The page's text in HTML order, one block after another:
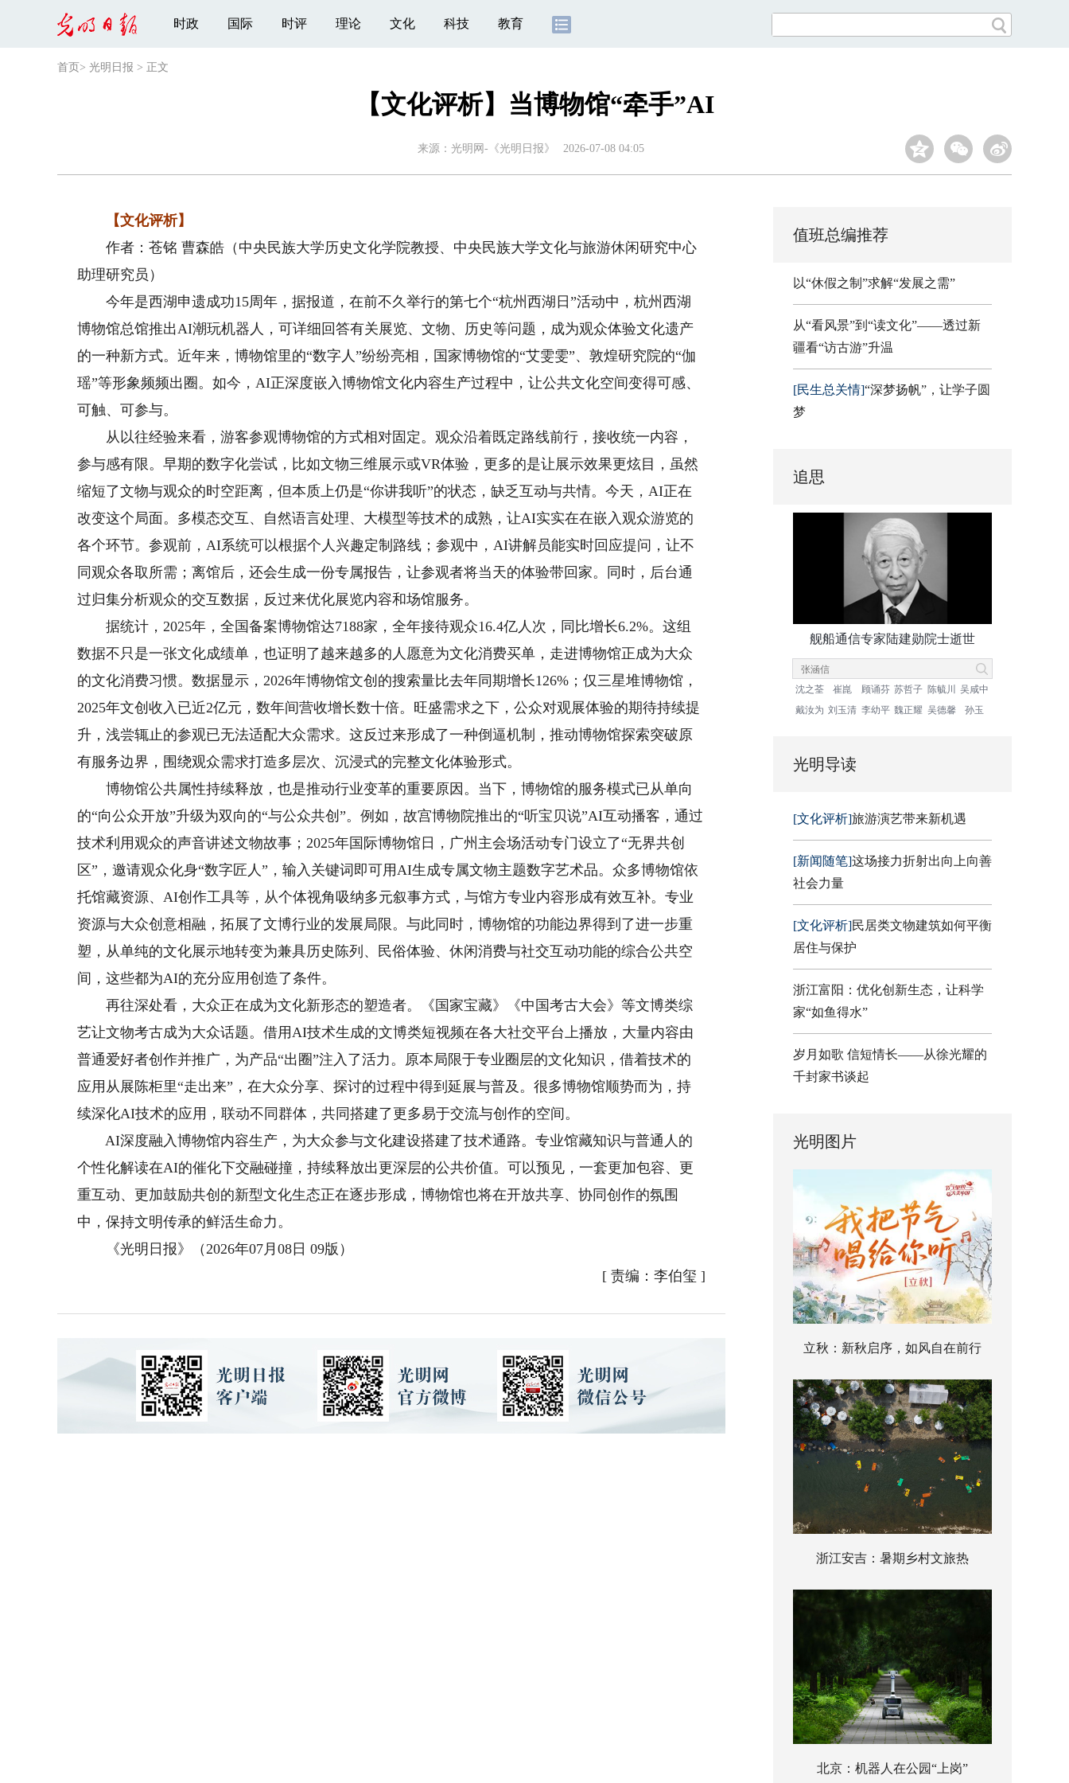
时政 国际 时评 理论 文化 科技 教育
首页 > 光明日报 > 正文
【文化评析】当博物馆“牵手”AI
来源： 光明网-《光明日报》 2026-07-08 04:05
【文化评析】
作者：苍铭 曹森皓（中央民族大学历史文化学院教授、中央民族大学文化与旅游休闲研究中心
助理研究员）
今年是西湖申遗成功15周年，据报道，在前不久举行的第七个“杭州西湖日”活动中，杭州西湖
博物馆总馆推出AI潮玩机器人，可详细回答有关展览、文物、历史等问题，成为观众体验文化遗产
的一种新方式。近年来，博物馆里的“数字人”纷纷亮相，国家博物馆的“艾雯雯”、敦煌研究院的“伽
瑶”等形象频频出圈。如今，AI正深度嵌入博物馆文化内容生产过程中，让公共文化空间变得可感、
可触、可参与。
从以往经验来看，游客参观博物馆的方式相对固定。观众沿着既定路线前行，接收统一内容，
参与感有限。早期的数字化尝试，比如文物三维展示或VR体验，更多的是让展示效果更炫目，虽然
缩短了文物与观众的时空距离，但本质上仍是“你讲我听”的状态，缺乏互动与共情。今天，AI正在
改变这个局面。多模态交互、自然语言处理、大模型等技术的成熟，让AI实实在在嵌入观众游览的
各个环节。参观前，AI系统可以根据个人兴趣定制路线；参观中，AI讲解员能实时回应提问，让不
同观众各取所需；离馆后，还会生成一份专属报告，让参观者将当天的体验带回家。同时，后台通
过归集分析观众的交互数据，反过来优化展览内容和场馆服务。
据统计，2025年，全国备案博物馆达7188家，全年接待观众16.4亿人次，同比增长6.2%。这组
数据不只是一张文化成绩单，也证明了越来越多的人愿意为文化消费买单，走进博物馆正成为大众
的文化消费习惯。数据显示，2026年博物馆文创的搜索量比去年同期增长126%；仅三星堆博物馆，
2025年文创收入已近2亿元，数年间营收增长数十倍。旺盛需求之下，公众对观展体验的期待持续提
升，浅尝辄止的参观已无法适配大众需求。这反过来形成了一种倒逼机制，推动博物馆探索突破原
有服务边界，围绕观众需求打造多层次、沉浸式的完整文化体验形式。
博物馆公共属性持续释放，也是推动行业变革的重要原因。当下，博物馆的服务模式已从单向
的“向公众开放”升级为双向的“与公众共创”。例如，故宫博物院推出的“听宝贝说”AI互动播客，通过
技术利用观众的声音讲述文物故事；2025年国际博物馆日，广州主会场活动专门设立了“无界共创
区”，邀请观众化身“数字匠人”，输入关键词即可用AI生成专属文物主题数字艺术品。众多博物馆依
托馆藏资源、AI创作工具等，从个体视角吸纳多元叙事方式，与馆方专业内容形成有效互补。专业
资源与大众创意相融，拓展了文博行业的发展局限。与此同时，博物馆的功能边界得到了进一步重
塑，从单纯的文化展示地转变为兼具历史陈列、民俗体验、休闲消费与社交互动功能的综合公共空
间，这些都为AI的充分应用创造了条件。
再往深处看，大众正在成为文化新形态的塑造者。《国家宝藏》《中国考古大会》等文博类综
艺让文物考古成为大众话题。借用AI技术生成的文博类短视频在各大社交平台上播放，大量内容由
普通爱好者创作并推广，为产品“出圈”注入了活力。原本局限于专业圈层的文化知识，借着技术的
应用从展陈柜里“走出来”，在大众分享、探讨的过程中得到延展与普及。很多博物馆顺势而为，持
续深化AI技术的应用，联动不同群体，共同搭建了更多易于交流与创作的空间。
AI深度融入博物馆内容生产，为大众参与文化建设搭建了技术通路。专业馆藏知识与普通人的
个性化解读在AI的催化下交融碰撞，持续释放出更深层的公共价值。可以预见，一套更加包容、更
重互动、更加鼓励共创的新型文化生态正在逐步形成，博物馆也将在开放共享、协同创作的氛围
中，保持文明传承的鲜活生命力。
《光明日报》（2026年07月08日 09版）
[ 责编：李伯玺 ]
值班总编推荐
以“休假之制”求解“发展之需”
从“看风景”到“读文化”——透过新
疆看“访古游”升温
[民生总关情]“深梦扬帆”，让学子圆
梦
追思
舰船通信专家陆建勋院士逝世
沈之荃 崔崑 顾诵芬 苏哲子 陈毓川
吴咸中
戴汝为 刘玉清 李幼平 魏正耀 吴德馨 孙玉
光明导读
[文化评析]旅游演艺带来新机遇
[新闻随笔]这场接力折射出向上向善
社会力量
[文化评析]民居类文物建筑如何平衡
居住与保护
浙江富阳：优化创新生态，让科学
家“如鱼得水”
岁月如歌 信短情长——从徐光耀的
千封家书谈起
光明图片
立秋：新秋启序，如风自在前行
浙江安吉：暑期乡村文旅热
北京：机器人在公园“上岗”